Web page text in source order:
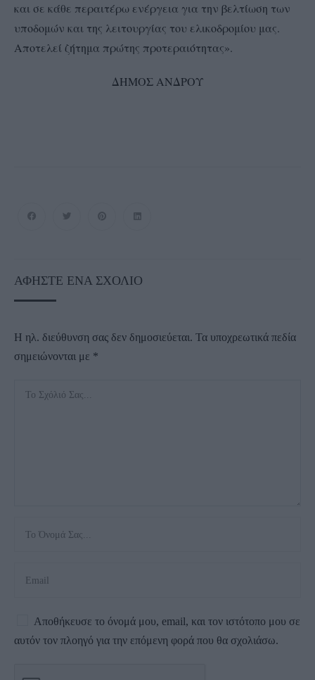
και σε κάθε περαιτέρω ενέργεια για την βελτίωση των
υποδομών και της λειτουργίας του ελικοδρομίου μας.
Αποτελεί ζήτημα πρώτης προτεραιότητας».
ΔΗΜΟΣ ΑΝΔΡΟΥ
ΑΦΉΣΤΕ ΈΝΑ ΣΧΌΛΙΟ
Η ηλ. διεύθυνση σας δεν δημοσιεύεται. Τα υποχρεωτικά πεδία
σημειώνονται με *
Αποθήκευσε το όνομά μου, email, και τον ιστότοπο μου σε
αυτόν τον πλοηγό για την επόμενη φορά που θα σχολιάσω.